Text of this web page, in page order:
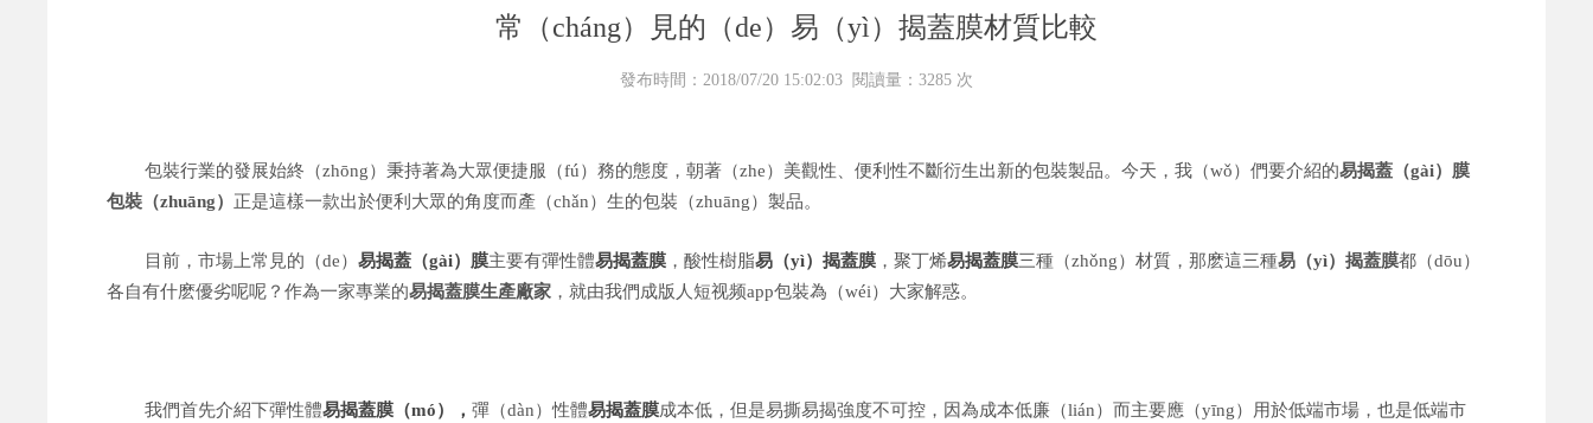
常（cháng）見的（de）易（yì）揭蓋膜材質比較
發布時間：2018/07/20 15:02:03 閱讀量：3285 次
包裝行業的發展始終（zhōng）秉持著為大眾便捷服（fú）務的態度，朝著（zhe）美觀性、便利性不斷衍生出新的包裝製品。今天，我（wǒ）們要介紹的易揭蓋（gài）膜
包裝（zhuāng） 正是這樣一款出於便利大眾的角度而產（chǎn）生的包裝（zhuāng）製品。
目前，市場上常見的（de）易揭蓋（gài）膜主要有彈性體易揭蓋膜 ，酸性樹脂易（yì）揭蓋膜 ，聚丁烯易揭蓋膜三種（zhǒng）材質，那麽這三種易（yì）揭蓋膜都（dōu）
各自有什麽優劣呢呢？作為一家專業的易揭蓋膜生產廠家 ，就由我們成版人短视频app包裝為（wéi）大家解惑。
我們首先介紹下彈性體易揭蓋膜（mó），彈（dàn）性體易揭蓋膜成本低，但是易撕易揭強度不可控，因為成本低廉（lián）而主要應（yīng）用於低端市場，也是低端市